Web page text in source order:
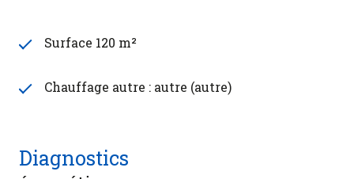
Surface 120 m²
Chauffage autre : autre (autre)
Diagnostics